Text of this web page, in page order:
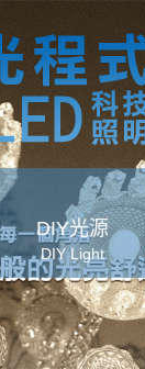
DIY光源
DIY Light